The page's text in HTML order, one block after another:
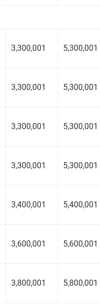
3,300,001 5,300,001
3,300,001 5,300,001
3,300,001 5,300,001
3,300,001 5,300,001
3,400,001 5,400,001
3,600,001 5,600,001
3,800,001 5,800,001